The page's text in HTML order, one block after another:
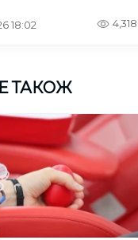
18:02 4,318
ТАКОЖ